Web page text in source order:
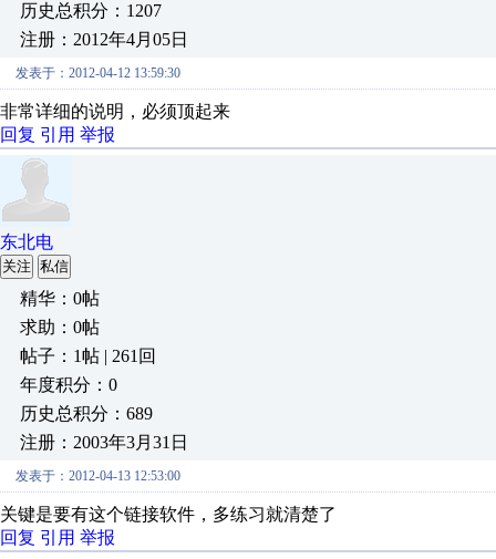
历史总积分：1207
注册：2012年4月05日
发表于：2012-04-12 13:59:30
非常详细的说明，必须顶起来
回复 引用 举报
东北电
关注 私信
精华：0帖
求助：0帖
帖子：1帖 | 261回
年度积分：0
历史总积分：689
注册：2003年3月31日
发表于：2012-04-13 12:53:00
关键是要有这个链接软件，多练习就清楚了
回复 引用 举报